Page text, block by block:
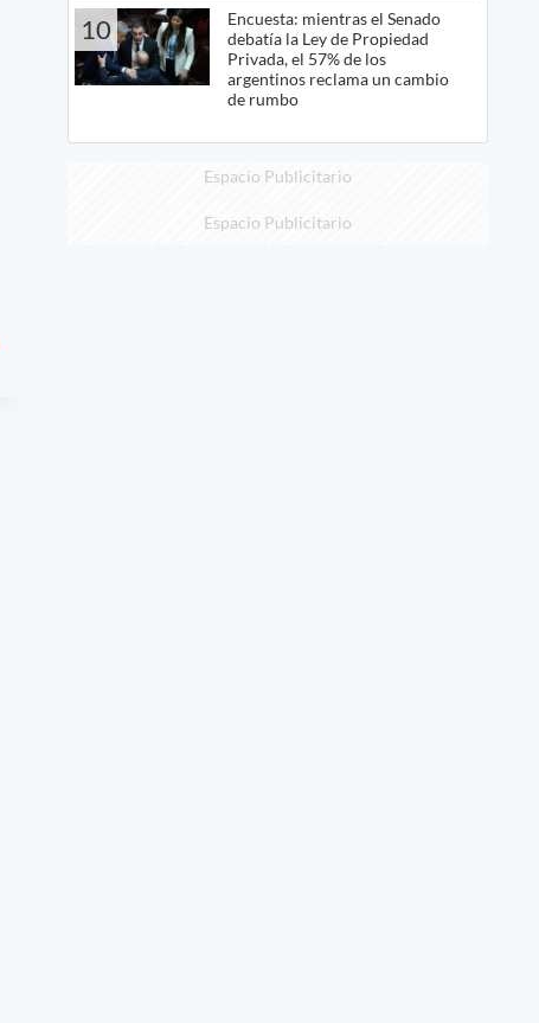
10
Encuesta: mientras el Senado
debatía la Ley de Propiedad
Privada, el 57% de los
argentinos reclama un cambio
de rumbo
Espacio Publicitario
Espacio Publicitario